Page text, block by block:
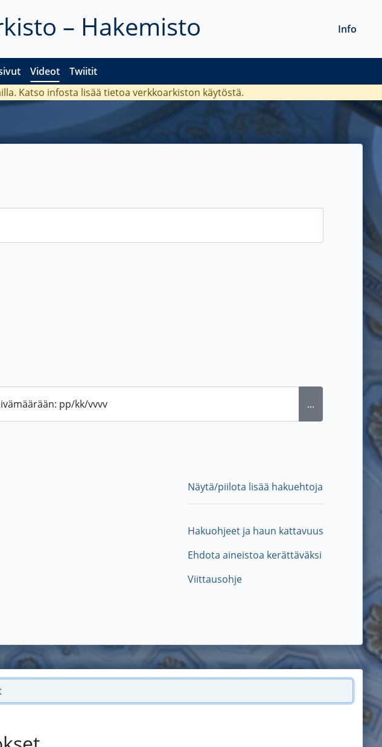
– Hakemisto
Videot Twiitit
Info
Katso infosta lisää tietoa verkkoarkiston käytöstä.
pp/kk/vvvv ...
Näytä/piilota lisää hakuehtoja
Hakuohjeet ja haun kattavuus
Ehdota aineistoa kerättäväksi
Viittausohje